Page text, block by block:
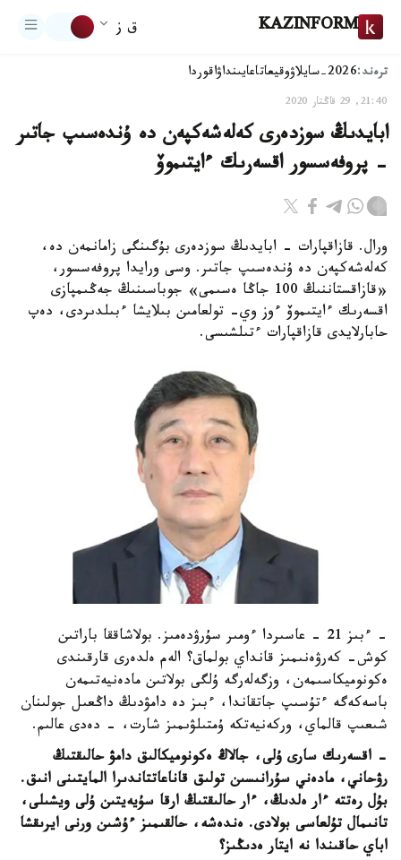
KAZINFORM ق ز
ترەند:2026-سايلاۋ وقيعاتاعايىنداۋاقوردا
21:40, 29 قاڭتار 2020
ابايدىڭ سوزدەرى كەلەشەكپەن دە ۇندەسىپ جاتىر
- پروفەسسور اقسەرىك ءايتىموۆ
ورال. قازاقپارات - ابايدىڭ سوزدەرى بۇگىنگى زامانمەن دە،
كەلەشەكپەن دە ۇندەسىپ جاتىر. وسى ورايدا پروفەسسور،
«قازاقستاننىڭ 100 جاڭا ەسىمى» جوباسىنىڭ جەڭىمپازى
اقسەرىك ءايتىموۆ ءوز وي- تولعامىن بىلايشا ءبىلدىردى، دەپ
حابارلايدى قازاقپارات ءتىلشىسى.
- ءبىز 21 - عاسىردا ءومىر سۇرۋدەمىز. بولاشاققا باراتىن
كوش- كەرۋەنىمىز قانداي بولماق؟ الەم ەلدەرى قارقىندى
ەكونوميكاسىمەن، وزگەلەرگە ۇلگى بولاتىن مادەنيەتىمەن
باسەكەگە ءتۇسىپ جاتقاندا، ءبىز دە دامۋدىڭ داڭعىل جولىنان
شىعىپ قالماي، وركەنيەتكە ۇمتىلۋىمىز شارت، - دەدى عالىم.
- اقسەرىك سارى ۇلى، جالاڭ ەكونوميكالىق دامۋ حالىقتىڭ
رۋحاني، مادەني سۇرانىسىن تولىق قاناعاتتاندىرا المايتىنى انىق.
بۇل رەتتە ءار ەلدىڭ، ءار حالىقتىڭ ارقا سۇيەيتىن ۇلى ويشىلى،
تانىمال تۇلعاسى بولادى. ەندەشە، حالقىمىز ءۇشىن ورنى ايرىقشا
اباي حاقىندا نە ايتار ەدىڭىز؟